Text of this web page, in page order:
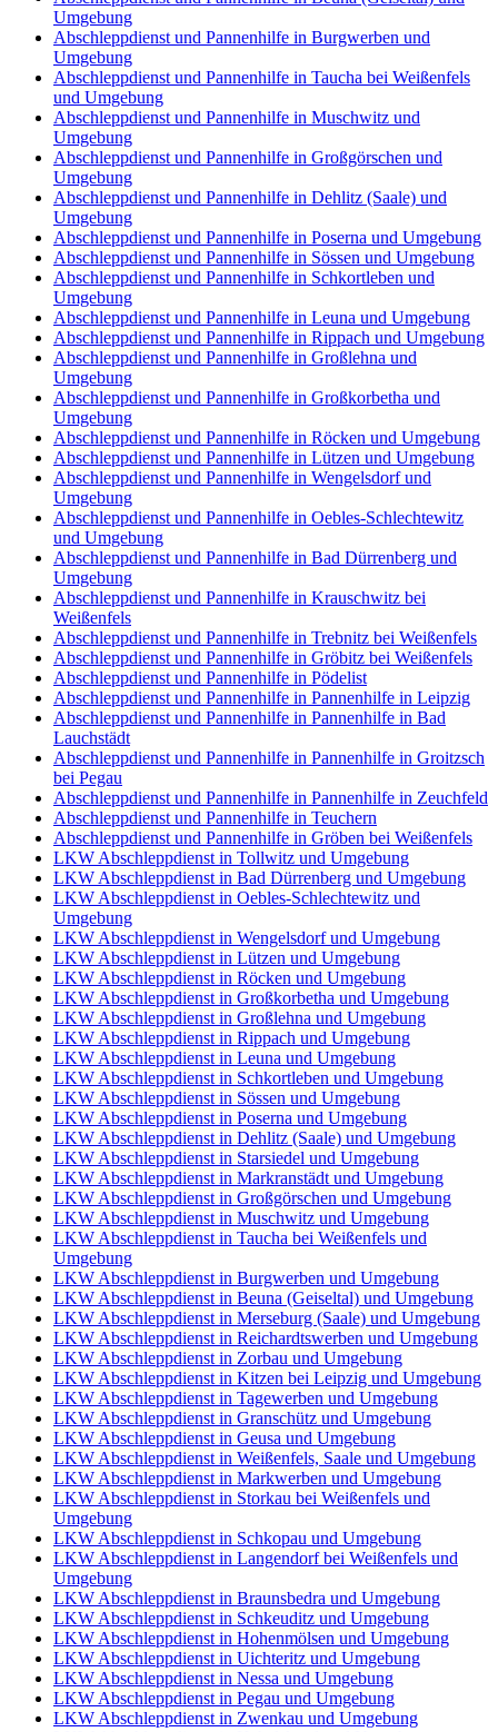
Umgebung
Abschleppdienst und Pannenhilfe in Burgwerben und
Umgebung
Abschleppdienst und Pannenhilfe in Taucha bei Weißenfels
und Umgebung
Abschleppdienst und Pannenhilfe in Muschwitz und
Umgebung
Abschleppdienst und Pannenhilfe in Großgörschen und
Umgebung
Abschleppdienst und Pannenhilfe in Dehlitz (Saale) und
Umgebung
Abschleppdienst und Pannenhilfe in Poserna und Umgebung
Abschleppdienst und Pannenhilfe in Sössen und Umgebung
Abschleppdienst und Pannenhilfe in Schkortleben und
Umgebung
Abschleppdienst und Pannenhilfe in Leuna und Umgebung
Abschleppdienst und Pannenhilfe in Rippach und Umgebung
Abschleppdienst und Pannenhilfe in Großlehna und
Umgebung
Abschleppdienst und Pannenhilfe in Großkorbetha und
Umgebung
Abschleppdienst und Pannenhilfe in Röcken und Umgebung
Abschleppdienst und Pannenhilfe in Lützen und Umgebung
Abschleppdienst und Pannenhilfe in Wengelsdorf und
Umgebung
Abschleppdienst und Pannenhilfe in Oebles-Schlechtewitz
und Umgebung
Abschleppdienst und Pannenhilfe in Bad Dürrenberg und
Umgebung
Abschleppdienst und Pannenhilfe in Krauschwitz bei
Weißenfels
Abschleppdienst und Pannenhilfe in Trebnitz bei Weißenfels
Abschleppdienst und Pannenhilfe in Gröbitz bei Weißenfels
Abschleppdienst und Pannenhilfe in Pödelist
Abschleppdienst und Pannenhilfe in Pannenhilfe in Leipzig
Abschleppdienst und Pannenhilfe in Pannenhilfe in Bad
Lauchstädt
Abschleppdienst und Pannenhilfe in Pannenhilfe in Groitzsch
bei Pegau
Abschleppdienst und Pannenhilfe in Pannenhilfe in Zeuchfeld
Abschleppdienst und Pannenhilfe in Teuchern
Abschleppdienst und Pannenhilfe in Gröben bei Weißenfels
LKW Abschleppdienst in Tollwitz und Umgebung
LKW Abschleppdienst in Bad Dürrenberg und Umgebung
LKW Abschleppdienst in Oebles-Schlechtewitz und
Umgebung
LKW Abschleppdienst in Wengelsdorf und Umgebung
LKW Abschleppdienst in Lützen und Umgebung
LKW Abschleppdienst in Röcken und Umgebung
LKW Abschleppdienst in Großkorbetha und Umgebung
LKW Abschleppdienst in Großlehna und Umgebung
LKW Abschleppdienst in Rippach und Umgebung
LKW Abschleppdienst in Leuna und Umgebung
LKW Abschleppdienst in Schkortleben und Umgebung
LKW Abschleppdienst in Sössen und Umgebung
LKW Abschleppdienst in Poserna und Umgebung
LKW Abschleppdienst in Dehlitz (Saale) und Umgebung
LKW Abschleppdienst in Starsiedel und Umgebung
LKW Abschleppdienst in Markranstädt und Umgebung
LKW Abschleppdienst in Großgörschen und Umgebung
LKW Abschleppdienst in Muschwitz und Umgebung
LKW Abschleppdienst in Taucha bei Weißenfels und
Umgebung
LKW Abschleppdienst in Burgwerben und Umgebung
LKW Abschleppdienst in Beuna (Geiseltal) und Umgebung
LKW Abschleppdienst in Merseburg (Saale) und Umgebung
LKW Abschleppdienst in Reichardtswerben und Umgebung
LKW Abschleppdienst in Zorbau und Umgebung
LKW Abschleppdienst in Kitzen bei Leipzig und Umgebung
LKW Abschleppdienst in Tagewerben und Umgebung
LKW Abschleppdienst in Granschütz und Umgebung
LKW Abschleppdienst in Geusa und Umgebung
LKW Abschleppdienst in Weißenfels, Saale und Umgebung
LKW Abschleppdienst in Markwerben und Umgebung
LKW Abschleppdienst in Storkau bei Weißenfels und
Umgebung
LKW Abschleppdienst in Schkopau und Umgebung
LKW Abschleppdienst in Langendorf bei Weißenfels und
Umgebung
LKW Abschleppdienst in Braunsbedra und Umgebung
LKW Abschleppdienst in Schkeuditz und Umgebung
LKW Abschleppdienst in Hohenmölsen und Umgebung
LKW Abschleppdienst in Uichteritz und Umgebung
LKW Abschleppdienst in Nessa und Umgebung
LKW Abschleppdienst in Pegau und Umgebung
LKW Abschleppdienst in Zwenkau und Umgebung